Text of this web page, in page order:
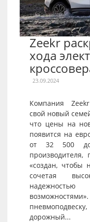
Zeekr
хода
23.09.2024
Компания
свой новый
что цены на
появится на
от 32 500
производителя,
«создан, чтобы
сочетая
дорожный...